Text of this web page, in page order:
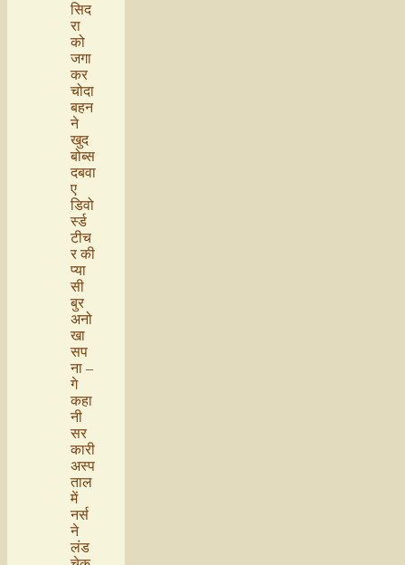
सिद
रा
को
जगा
कर
चोदा
बहन
ने
खुद
बोब्स
दबवा
ए
डिवो
र्स्ड
टीच
र की
प्या
सी
बुर
अनो
खा
सप
ना –
गे
कहा
नी
सर
कारी
अस्प
ताल
में
नर्स
ने
लंड